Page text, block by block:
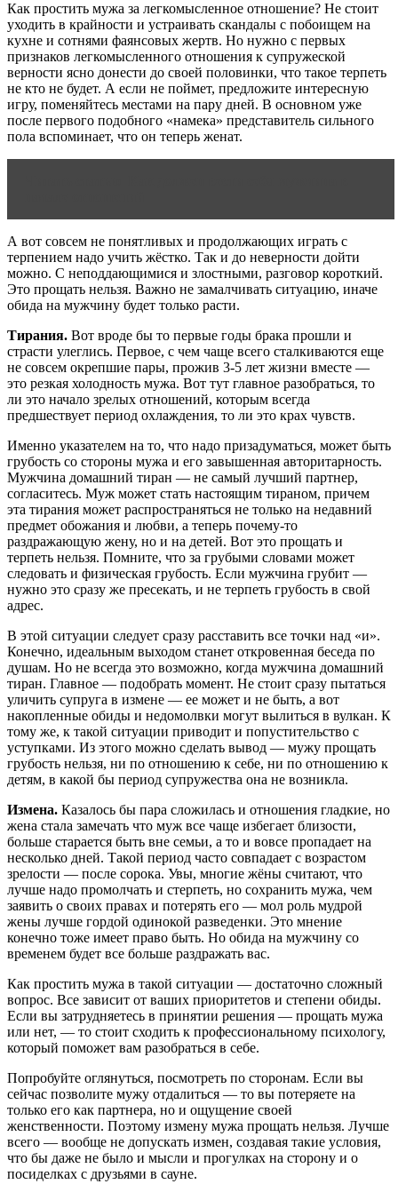
Как простить мужа за легкомысленное отношение? Не стоит
уходить в крайности и устраивать скандалы с побоищем на
кухне и сотнями фаянсовых жертв. Но нужно с первых
признаков легкомысленного отношения к супружеской
верности ясно донести до своей половинки, что такое терпеть
не кто не будет. А если не поймет, предложите интересную
игру, поменяйтесь местами на пару дней. В основном уже
после первого подобного «намека» представитель сильного
пола вспоминает, что он теперь женат.
А вот совсем не понятливых и продолжающих играть с
терпением надо учить жёстко. Так и до неверности дойти
можно. С неподдающимися и злостными, разговор короткий.
Это прощать нельзя. Важно не замалчивать ситуацию, иначе
обида на мужчину будет только расти.
Тирания. Вот вроде бы то первые годы брака прошли и
страсти улеглись. Первое, с чем чаще всего сталкиваются еще
не совсем окрепшие пары, прожив 3-5 лет жизни вместе —
это резкая холодность мужа. Вот тут главное разобраться, то
ли это начало зрелых отношений, которым всегда
предшествует период охлаждения, то ли это крах чувств.
Именно указателем на то, что надо призадуматься, может быть
грубость со стороны мужа и его завышенная авторитарность.
Мужчина домашний тиран — не самый лучший партнер,
согласитесь. Муж может стать настоящим тираном, причем
эта тирания может распространяться не только на недавний
предмет обожания и любви, а теперь почему-то
раздражающую жену, но и на детей. Вот это прощать и
терпеть нельзя. Помните, что за грубыми словами может
следовать и физическая грубость. Если мужчина грубит —
нужно это сразу же пресекать, и не терпеть грубость в свой
адрес.
В этой ситуации следует сразу расставить все точки над «и».
Конечно, идеальным выходом станет откровенная беседа по
душам. Но не всегда это возможно, когда мужчина домашний
тиран. Главное — подобрать момент. Не стоит сразу пытаться
уличить супруга в измене — ее может и не быть, а вот
накопленные обиды и недомолвки могут вылиться в вулкан. К
тому же, к такой ситуации приводит и попустительство с
уступками. Из этого можно сделать вывод — мужу прощать
грубость нельзя, ни по отношению к себе, ни по отношению к
детям, в какой бы период супружества она не возникла.
Измена. Казалось бы пара сложилась и отношения гладкие, но
жена стала замечать что муж все чаще избегает близости,
больше старается быть вне семьи, а то и вовсе пропадает на
несколько дней. Такой период часто совпадает с возрастом
зрелости — после сорока. Увы, многие жёны считают, что
лучше надо промолчать и стерпеть, но сохранить мужа, чем
заявить о своих правах и потерять его — мол роль мудрой
жены лучше гордой одинокой разведенки. Это мнение
конечно тоже имеет право быть. Но обида на мужчину со
временем будет все больше раздражать вас.
Как простить мужа в такой ситуации — достаточно сложный
вопрос. Все зависит от ваших приоритетов и степени обиды.
Если вы затрудняетесь в принятии решения — прощать мужа
или нет, — то стоит сходить к профессиональному психологу,
который поможет вам разобраться в себе.
Попробуйте оглянуться, посмотреть по сторонам. Если вы
сейчас позволите мужу отдалиться — то вы потеряете на
только его как партнера, но и ощущение своей
женственности. Поэтому измену мужа прощать нельзя. Лучше
всего — вообще не допускать измен, создавая такие условия,
что бы даже не было и мысли и прогулках на сторону и о
посиделках с друзьями в сауне.